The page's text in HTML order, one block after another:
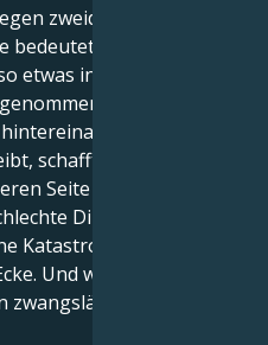
zweideutig. Entweder
bedeutet, dass das dritte
etwas in der Art. Wenn
hat, macht es
scheitert.
schafft man es beim
Seite kann es ein
Dinge passieren
Katastrophe eintritt,
Und wenn eine
zwei